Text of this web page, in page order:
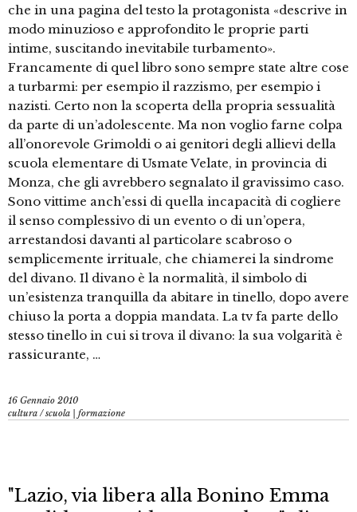
che in una pagina del testo la protagonista «descrive in
modo minuzioso e approfondito le proprie parti
intime, suscitando inevitabile turbamento».
Francamente di quel libro sono sempre state altre cose
a turbarmi: per esempio il razzismo, per esempio i
nazisti. Certo non la scoperta della propria sessualità
da parte di un’adolescente. Ma non voglio farne colpa
all’onorevole Grimoldi o ai genitori degli allievi della
scuola elementare di Usmate Velate, in provincia di
Monza, che gli avrebbero segnalato il gravissimo caso.
Sono vittime anch’essi di quella incapacità di cogliere
il senso complessivo di un evento o di un’opera,
arrestandosi davanti al particolare scabroso o
semplicemente irrituale, che chiamerei la sindrome
del divano. Il divano è la normalità, il simbolo di
un’esistenza tranquilla da abitare in tinello, dopo avere
chiuso la porta a doppia mandata. La tv fa parte dello
stesso tinello in cui si trova il divano: la sua volgarità è
rassicurante, …
16 Gennaio 2010
cultura /scuola | formazione
"Lazio, via libera alla Bonino Emma